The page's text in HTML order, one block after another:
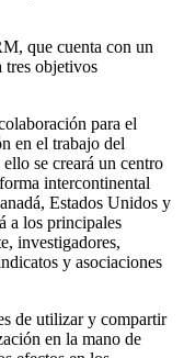
que cuenta con un
tres objetivos
para el
en el trabajo del
se creará un centro
intercontinental
Estados Unidos y
a los principales
investigadores,
y asociaciones
de utilizar y compartir
en la mano de